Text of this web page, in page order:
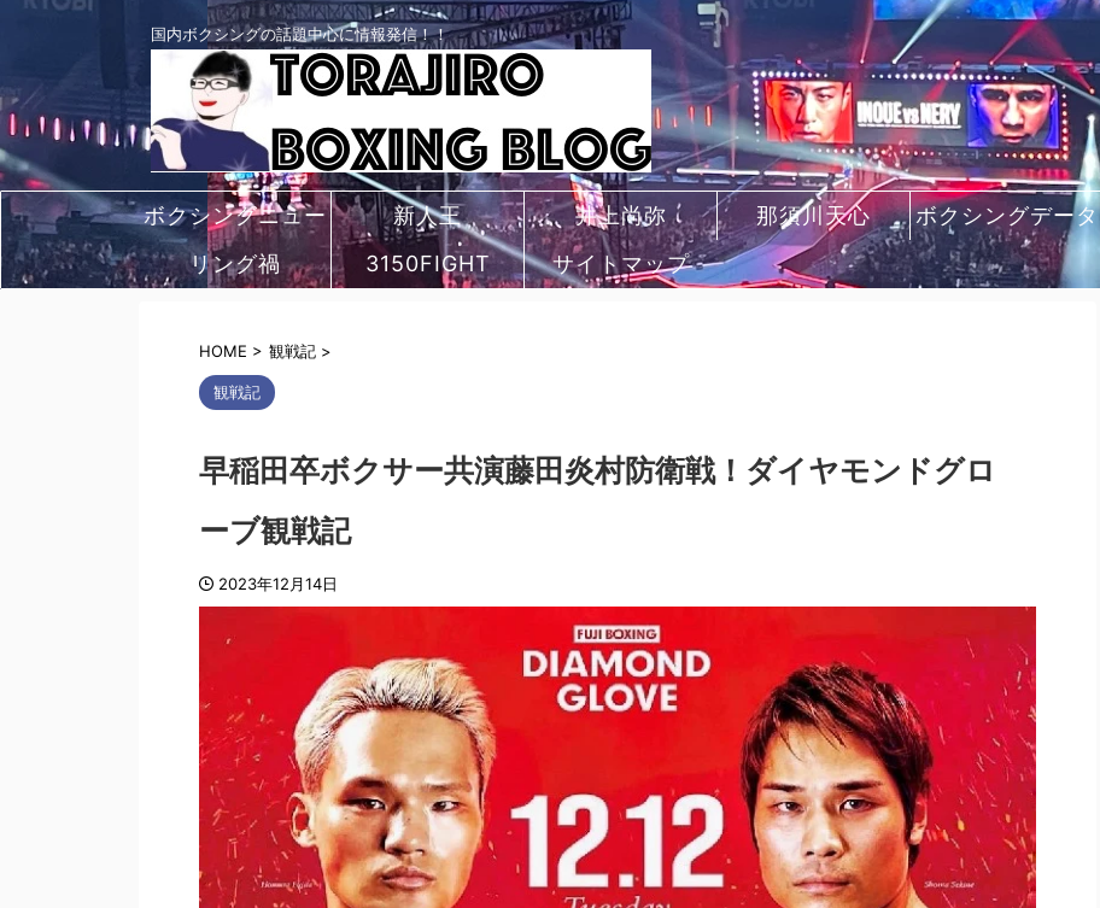
国内ボクシングの話題中心に情報発信！！
ボクシングニュー
ス
新人王 井上尚弥 那須川天心 ボクシングデータ
リング禍
3150FIGHT サイトマップ
HOME > 観戦記 >
観戦記
早稲田卒ボクサー共演藤田炎村防衛戦！ダイヤモンドグロ
ーブ観戦記
2023年12月14日